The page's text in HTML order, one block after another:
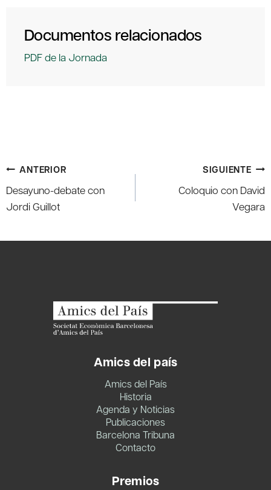
Documentos relacionados
PDF de la Jornada
Navegación
de
entradas
ANTERIOR
Desayuno-debate con
Jordi Guillot
SIGUIENTE
Coloquio con David
Vegara
Amics del país
Amics del País
Historia
Agenda y Noticias
Publicaciones
Barcelona Tribuna
Contacto
Premios